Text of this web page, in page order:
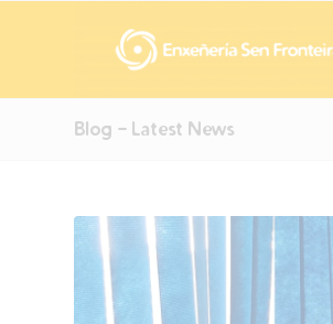
Blog - Latest News